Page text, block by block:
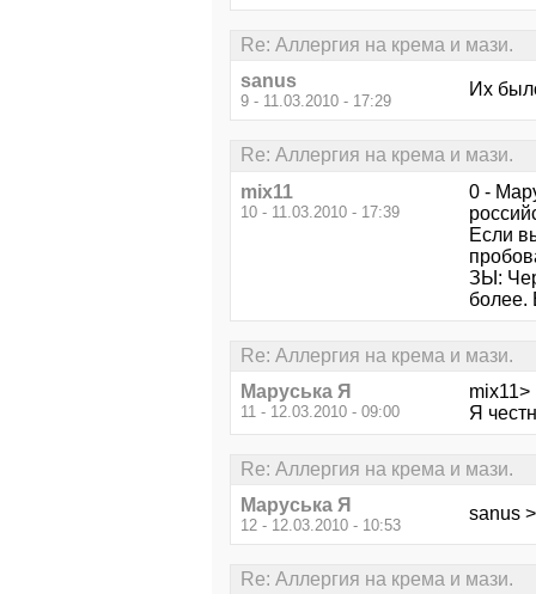
Re: Аллергия на крема и мази.
sanus
9 - 11.03.2010 - 17:29
Их
Re: Аллергия на крема и мази.
mix11
10 - 11.03.2010 - 17:39
0 -
Если
ЗЫ:
более.
Re: Аллергия на крема и мази.
Маруська Я
11 - 12.03.2010 - 09:00
mix11>
Я
Re: Аллергия на крема и мази.
Маруська Я
12 - 12.03.2010 - 10:53
sanus
Re: Аллергия на крема и мази.